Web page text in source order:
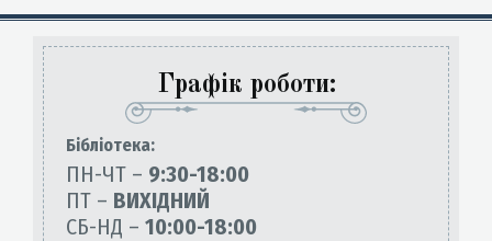
Графік роботи:
Бiблiотека:
ПН-ЧТ – 9:30-18:00
ПТ – ВИХІДНИЙ
СБ-НД – 10:00-18:00